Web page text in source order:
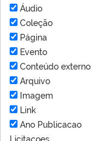
Áudio
Coleção
Página
Evento
Conteúdo externo
Arquivo
Imagem
Link
Ano Publicacao
Licitacoes